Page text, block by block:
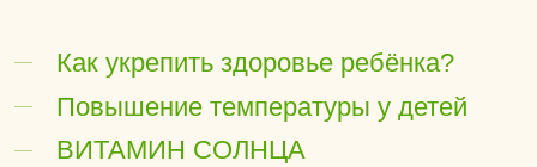
Как укрепить здоровье ребёнка?
Повышение температуры у детей
ВИТАМИН СОЛНЦА